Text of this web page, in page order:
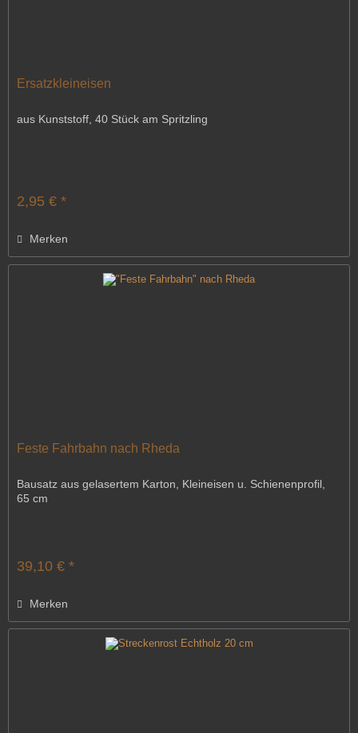
Ersatzkleineisen
aus Kunststoff, 40 Stück am Spritzling
2,95 € *
Merken
Feste Fahrbahn nach Rheda
Bausatz aus gelasertem Karton, Kleineisen u. Schienenprofil,
65 cm
39,10 € *
Merken